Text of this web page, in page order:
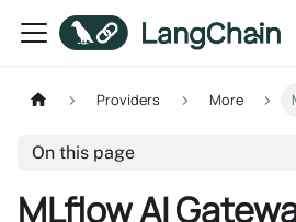
Providers More
On this page
MLflow AI